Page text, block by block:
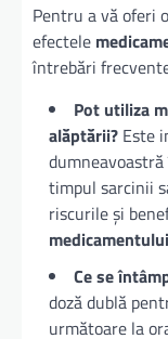
Pentru a vă oferi
efectele
întrebări
Pot utiliza
alăptării? Este
timpul sarcinii
riscurile și
medicamentului
Ce se
doză dublă
următoare la